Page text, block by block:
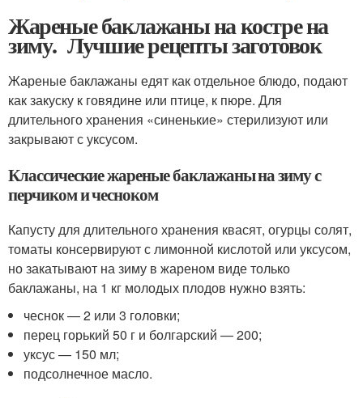
Жареные баклажаны на костре на
зиму. Лучшие рецепты заготовок
Жареные баклажаны едят как отдельное блюдо, подают
как закуску к говядине или птице, к пюре. Для
длительного хранения «синенькие» стерилизуют или
закрывают с уксусом.
Классические жареные баклажаны на зиму с
перчиком и чесноком
Капусту для длительного хранения квасят, огурцы солят,
томаты консервируют с лимонной кислотой или уксусом,
но закатывают на зиму в жареном виде только
баклажаны, на 1 кг молодых плодов нужно взять:
чеснок — 2 или 3 головки;
перец горький 50 г и болгарский — 200;
уксус — 150 мл;
подсолнечное масло.